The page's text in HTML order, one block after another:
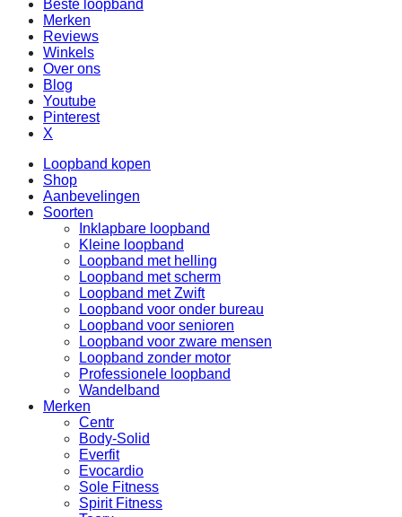
Beste loopband
Merken
Reviews
Winkels
Over ons
Blog
Youtube
Pinterest
X
Loopband kopen
Shop
Aanbevelingen
Soorten
Inklapbare loopband
Kleine loopband
Loopband met helling
Loopband met scherm
Loopband met Zwift
Loopband voor onder bureau
Loopband voor senioren
Loopband voor zware mensen
Loopband zonder motor
Professionele loopband
Wandelband
Merken
Centr
Body-Solid
Everfit
Evocardio
Sole Fitness
Spirit Fitness